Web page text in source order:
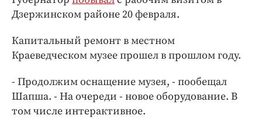
Интересное чтиво
Клиника года
Бренд года
Работодатель года
Дзержинском районе 20 февраля.
Капитальный ремонт в местном
Краеведческом музее прошел в прошлом году.
- Продолжим оснащение музея, - пообещал
Шапша. - На очереди - новое оборудование. В
том числе интерактивное.